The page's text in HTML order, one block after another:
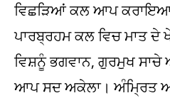
ਵਿਛੜਿਆਂ ਕਲ ਆਪ
ਪਾਰਬ੍ਰਹਮ ਕਲ ਵਿਚ ਮਾਤ ਦੇ
ਵਿਸ਼ਨੂੰ ਭਗਵਾਨ, ਗੁਰਮੁਖ
ਆਪ ਸਦ ਅਕੇਲਾ। ਅੰਮ੍ਰਿਤ